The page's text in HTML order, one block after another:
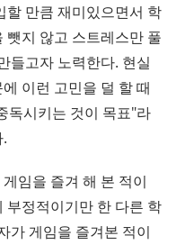
할 만큼 재미있으면서 학
뺏지 않고 스트레스만 풀
들고자 노력한다. 현실
이런 고민을 덜 할 때
독시키는 것이 목표"라
임을 즐겨 해 본 적이
부정적이기만 한 다른 학
가 게임을 즐겨본 적이